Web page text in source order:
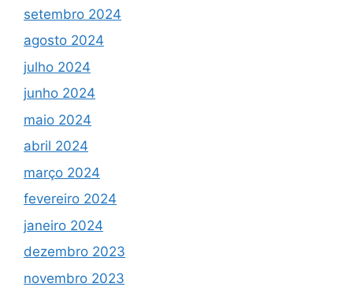
setembro 2024
agosto 2024
julho 2024
junho 2024
maio 2024
abril 2024
março 2024
fevereiro 2024
janeiro 2024
dezembro 2023
novembro 2023